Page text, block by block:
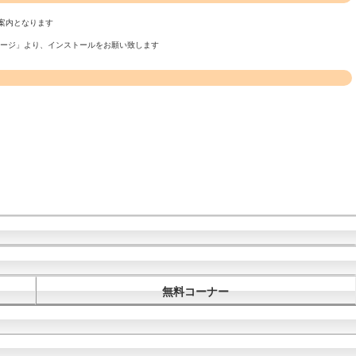
内となります
ジ」より、インストールをお願い致します
無料コーナー